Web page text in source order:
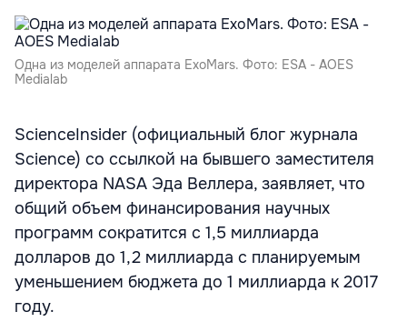
Одна из моделей аппарата ExoMars. Фото: ESA - AOES
Medialab
ScienceInsider (официальный блог журнала
Science) со ссылкой на бывшего заместителя
директора NASA Эда Веллера, заявляет, что
общий объем финансирования научных
программ сократится с 1,5 миллиарда
долларов до 1,2 миллиарда с планируемым
уменьшением бюджета до 1 миллиарда к 2017
году.